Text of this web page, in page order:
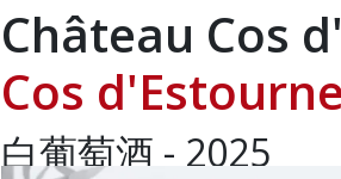
Château Cos
Cos
白葡萄酒 - 2025